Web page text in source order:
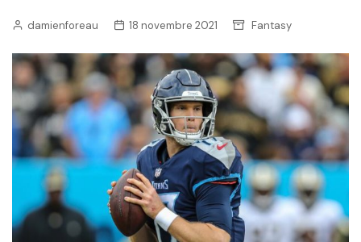
damienforeau 18 novembre 2021 Fantasy